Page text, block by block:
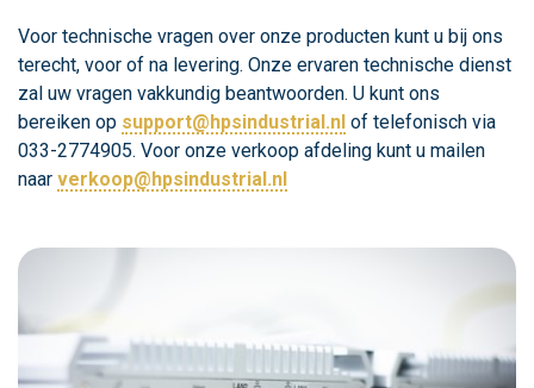
Voor technische vragen over onze producten kunt u bij ons
terecht, voor of na levering. Onze ervaren technische dienst
zal uw vragen vakkundig beantwoorden. U kunt ons
bereiken op support@hpsindustrial.nl of telefonisch via
033-2774905. Voor onze verkoop afdeling kunt u mailen
naar verkoop@hpsindustrial.nl